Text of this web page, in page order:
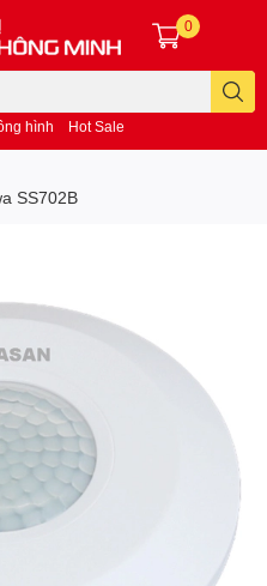
hình Hot Sale
0
SS702B